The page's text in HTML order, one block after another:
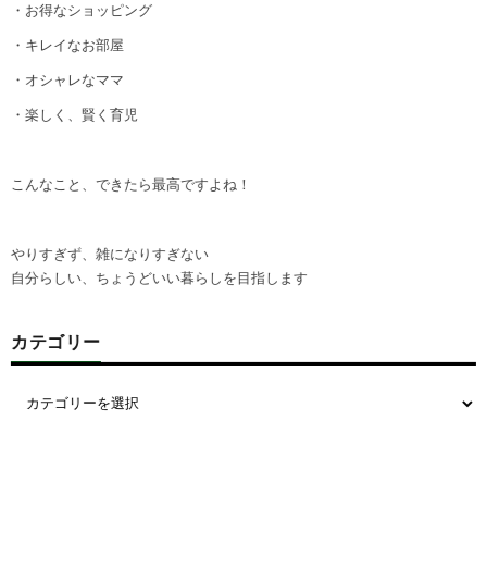
・お得なショッピング
・キレイなお部屋
・オシャレなママ
・楽しく、賢く育児
こんなこと、できたら最高ですよね！
やりすぎず、雑になりすぎない
自分らしい、ちょうどいい暮らしを目指します
カテゴリー